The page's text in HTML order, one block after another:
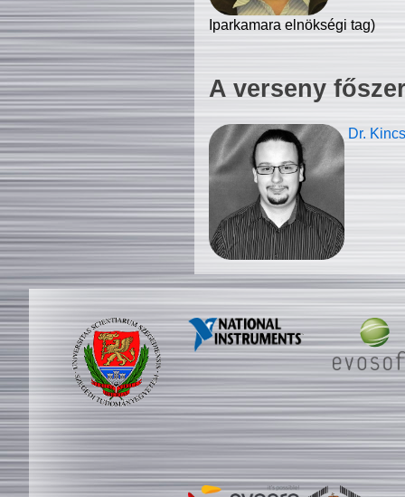
Iparkamara elnökségi tag)
A verseny
Dr.